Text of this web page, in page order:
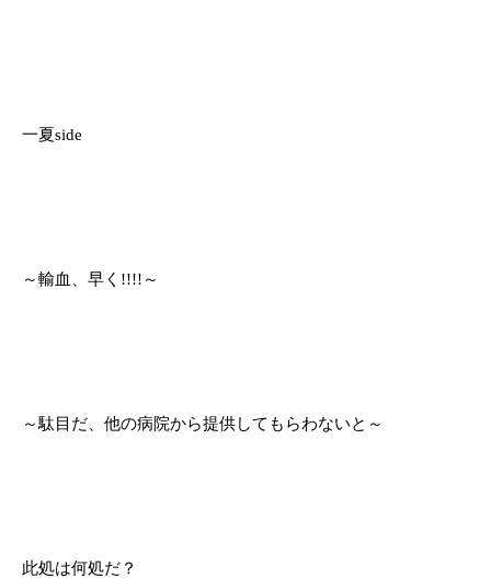
一夏side
～輸血、早く!!!!～
～駄目だ、他の病院から提供してもらわないと～
此処は何処だ？